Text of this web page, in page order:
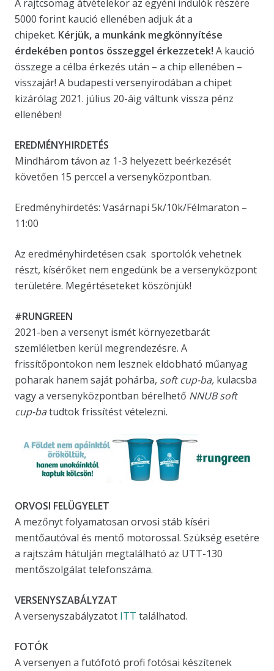
A rajtcsomag átvételekor az egyéni indulók részére
5000 forint kaució ellenében adjuk át a
chipeket. Kérjük, a munkánk megkönnyítése
érdekében pontos összeggel érkezzetek! A kaució
összege a célba érkezés után – a chip ellenében –
visszajár! A budapesti versenyirodában a chipet
kizárólag 2021. július 20-áig váltunk vissza pénz
ellenében!
EREDMÉNYHIRDETÉS
Mindhárom távon az 1-3 helyezett beérkezését
követően 15 perccel a versenyközpontban.
Eredményhirdetés: Vasárnapi 5k/10k/Félmaraton –
11:00
Az eredményhirdetésen csak sportolók vehetnek
részt, kísérőket nem engedünk be a versenyközpont
területére. Megértéseteket köszönjük!
#RUNGREEN
2021-ben a versenyt ismét környezetbarát
szemléletben kerül megrendezésre. A
frissítőpontokon nem lesznek eldobható műanyag
poharak hanem saját pohárba, soft cup-ba, kulacsba
vagy a versenyközpontban bérelhető NNUB soft
cup-batudtok frissítést vételezni.
ORVOSI FELÜGYELET
A mezőnyt folyamatosan orvosi stáb kíséri
mentőautóval és mentő motorossal. Szükség esetére
a rajtszám hátulján megtalálható az UTT-130
mentőszolgálat telefonszáma.
VERSENYSZABÁLYZAT
A versenyszabályzatot ITT találhatod.
FOTÓK
A versenyen a futófotó profi fotósai készítenek